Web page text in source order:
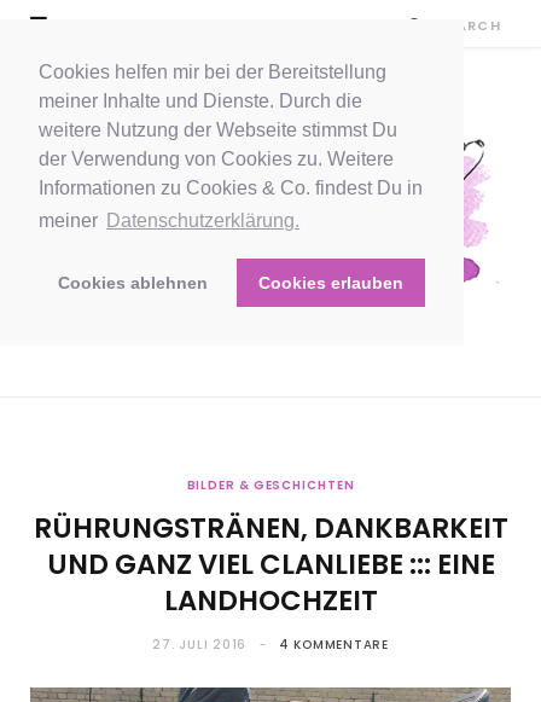
Cookies helfen mir bei der Bereitstellung
meiner Inhalte und Dienste. Durch die
weitere Nutzung der Webseite stimmst Du
der Verwendung von Cookies zu. Weitere
Informationen zu Cookies & Co. findest Du in
meiner Datenschutzerklärung.
Cookies ablehnen Cookies erlauben
BILDER & GESCHICHTEN
RÜHRUNGSTRÄNEN, DANKBARKEIT
UND GANZ VIEL CLANLIEBE ::: EINE
LANDHOCHZEIT
27. JULI 2016 4 KOMMENTARE